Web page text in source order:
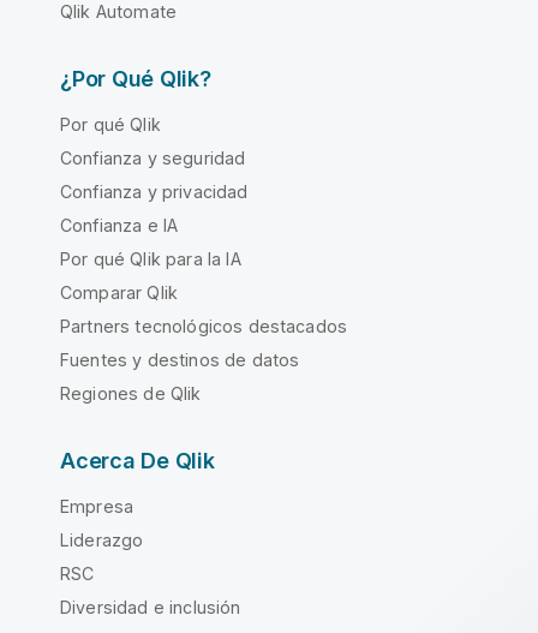
Qlik Automate
¿Por Qué Qlik?
Por qué Qlik
Confianza y seguridad
Confianza y privacidad
Confianza e IA
Por qué Qlik para la IA
Comparar Qlik
Partners tecnológicos destacados
Fuentes y destinos de datos
Regiones de Qlik
Acerca De Qlik
Empresa
Liderazgo
RSC
Diversidad e inclusión